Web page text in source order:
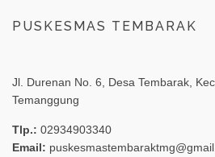
PUSKESMAS TEMBARAK
Jl. Durenan No. 6, Desa Tembarak,
Temanggung
Tlp.: 02934903340
Email: